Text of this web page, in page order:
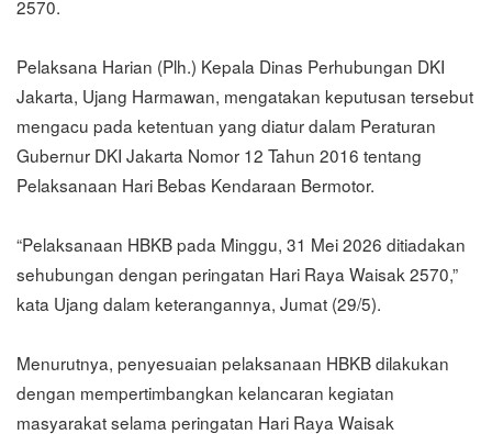
2570.
Pelaksana Harian (Plh.) Kepala Dinas Perhubungan DKI
Jakarta, Ujang Harmawan, mengatakan keputusan tersebut
mengacu pada ketentuan yang diatur dalam Peraturan
Gubernur DKI Jakarta Nomor 12 Tahun 2016 tentang
Pelaksanaan Hari Bebas Kendaraan Bermotor.
“Pelaksanaan HBKB pada Minggu, 31 Mei 2026 ditiadakan
sehubungan dengan peringatan Hari Raya Waisak 2570,”
kata Ujang dalam keterangannya, Jumat (29/5).
Menurutnya, penyesuaian pelaksanaan HBKB dilakukan
dengan mempertimbangkan kelancaran kegiatan
masyarakat selama peringatan Hari Raya Waisak